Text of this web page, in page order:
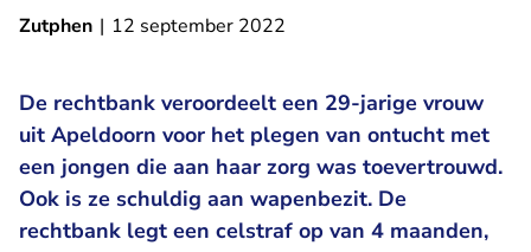
Zutphen | 12 september 2022
De rechtbank veroordeelt een 29-jarige vrouw
uit Apeldoorn voor het plegen van ontucht met
een jongen die aan haar zorg was toevertrouwd.
Ook is ze schuldig aan wapenbezit. De
rechtbank legt een celstraf op van 4 maanden,